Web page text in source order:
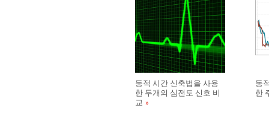
동적 시간 신축법을 사용
한 두개의 심전도 신호 비
교
동
한